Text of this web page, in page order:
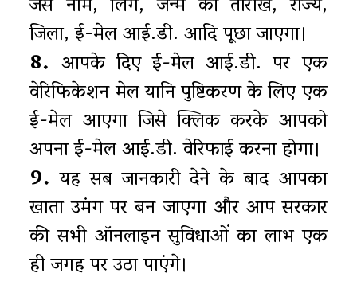
जिला, ई-मेल आई.डी. आदि पूछा जाएगा।
8. आपके दिए ई-मेल आई.डी. पर एक
वेरिफिकेशन मेल यानि पुष्टिकरण के लिए एक
ई-मेल आएगा जिसे क्लिक करके आपको
अपना ई-मेल आई.डी. वेरिफाई करना होगा।
9. यह सब जानकारी देने के बाद आपका
खाता उमंग पर बन जाएगा और आप सरकार
की सभी ऑनलाइन सुविधाओं का लाभ एक
ही जगह पर उठा पाएंगे।